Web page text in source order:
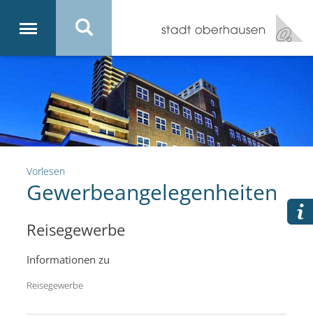
Vorlesen
Gewerbeangelegenheiten
Reisegewerbe
Informationen zu
Reisegewerbe